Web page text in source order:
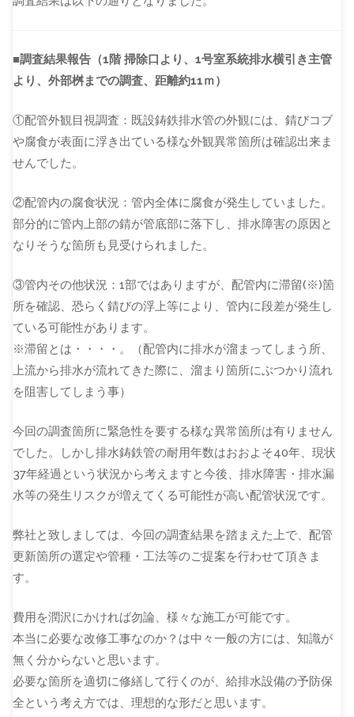
■調査結果報告（1階 掃除口より、1号室系統排水横引き主管
より、外部桝までの調査、距離約11ｍ）
①配管外観目視調査：既設鋳鉄排水管の外観には、錆びコブ
や腐食が表面に浮き出ている様な外観異常箇所は確認出来ま
せんでした。
②配管内の腐食状況：管内全体に腐食が発生していました。
部分的に管内上部の錆が管底部に落下し、排水障害の原因と
なりそうな箇所も見受けられました。
③管内その他状況：1部ではありますが、配管内に滞留(※)箇
所を確認、恐らく錆びの浮上等により、管内に段差が発生し
ている可能性があります。
※滞留とは・・・・。（配管内に排水が溜まってしまう所、
上流から排水が流れてきた際に、溜まり箇所にぶつかり流れ
を阻害してしまう事）
今回の調査箇所に緊急性を要する様な異常箇所は有りません
でした。しかし排水鋳鉄管の耐用年数はおおよそ40年、現状
37年経過という状況から考えますと今後、排水障害・排水漏
水等の発生リスクが増えてくる可能性が高い配管状況です。
弊社と致しましては、今回の調査結果を踏まえた上で、配管
更新箇所の選定や管種・工法等のご提案を行わせて頂きま
す。
費用を潤沢にかければ勿論、様々な施工が可能です。
本当に必要な改修工事なのか？は中々一般の方には、知識が
無く分からないと思います。
必要な箇所を適切に修繕して行くのが、給排水設備の予防保
全という考え方では、理想的な形だと思います。